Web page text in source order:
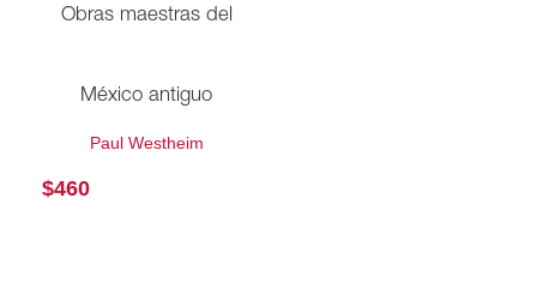
Obras maestras del
México antiguo
Paul Westheim
$460